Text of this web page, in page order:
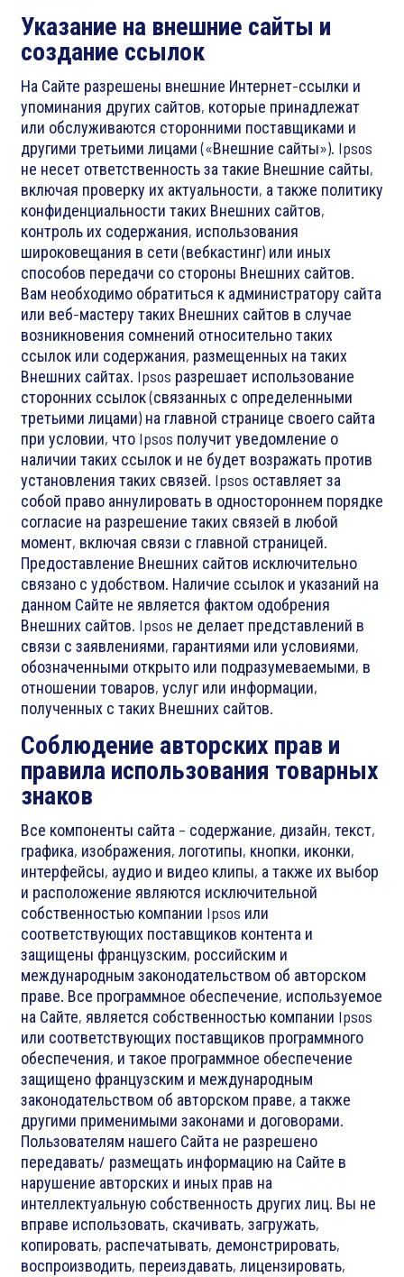
Указание на внешние сайты и
создание ссылок
На Сайте разрешены внешние Интернет-ссылки и
упоминания других сайтов, которые принадлежат
или обслуживаются сторонними поставщиками и
другими третьими лицами («Внешние сайты»). Ipsos
не несет ответственность за такие Внешние сайты,
включая проверку их актуальности, а также политику
конфиденциальности таких Внешних сайтов,
контроль их содержания, использования
широковещания в сети (вебкастинг) или иных
способов передачи со стороны Внешних сайтов.
Вам необходимо обратиться к администратору сайта
или веб-мастеру таких Внешних сайтов в случае
возникновения сомнений относительно таких
ссылок или содержания, размещенных на таких
Внешних сайтах. Ipsos разрешает использование
сторонних ссылок (связанных с определенными
третьими лицами) на главной странице своего сайта
при условии, что Ipsos получит уведомление о
наличии таких ссылок и не будет возражать против
установления таких связей. Ipsos оставляет за
собой право аннулировать в одностороннем порядке
согласие на разрешение таких связей в любой
момент, включая связи с главной страницей.
Предоставление Внешних сайтов исключительно
связано с удобством. Наличие ссылок и указаний на
данном Сайте не является фактом одобрения
Внешних сайтов. Ipsos не делает представлений в
связи с заявлениями, гарантиями или условиями,
обозначенными открыто или подразумеваемыми, в
отношении товаров, услуг или информации,
полученных с таких Внешних сайтов.
Соблюдение авторских прав и
правила использования товарных
знаков
Все компоненты сайта – содержание, дизайн, текст,
графика, изображения, логотипы, кнопки, иконки,
интерфейсы, аудио и видео клипы, а также их выбор
и расположение являются исключительной
собственностью компании Ipsos или
соответствующих поставщиков контента и
защищены французским, российским и
международным законодательством об авторском
праве. Все программное обеспечение, используемое
на Сайте, является собственностью компании Ipsos
или соответствующих поставщиков программного
обеспечения, и такое программное обеспечение
защищено французским и международным
законодательством об авторском праве, а также
другими применимыми законами и договорами.
Пользователям нашего Сайта не разрешено
передавать/ размещать информацию на Сайте в
нарушение авторских и иных прав на
интеллектуальную собственность других лиц. Вы не
вправе использовать, скачивать, загружать,
копировать, распечатывать, демонстрировать,
воспроизводить, переиздавать, лицензировать,